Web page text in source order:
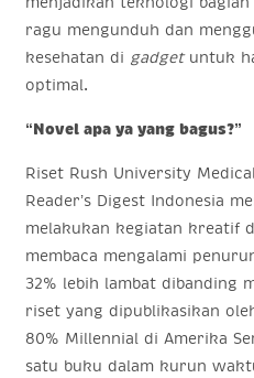
ragu mengunduh dan
kesehatan di gadget untuk
optimal.
“Novel apa ya yang bagus?”
Riset Rush University
Reader’s Digest Indonesia
melakukan kegiatan kreatif
membaca mengalami
32% lebih lambat dibanding
riset yang dipublikasikan
80% Millennial di Amerika
satu buku dalam kurun